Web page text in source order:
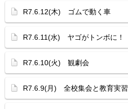
R7.6.12(木) ゴムで動く車
R7.6.11(水) ヤゴがトンボに！
R7.6.10(火) 観劇会
R7.6.9(月) 全校集会と教育実習